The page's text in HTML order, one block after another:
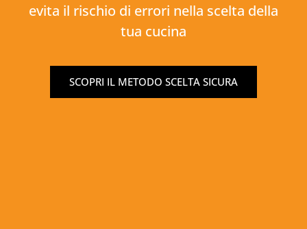
evita il rischio di errori nella scelta della
tua cucina
SCOPRI IL METODO SCELTA SICURA